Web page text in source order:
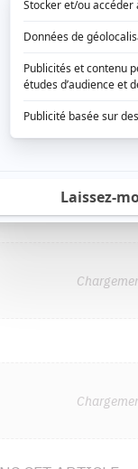
nos vies
autre
ci-dessous.
même
silencieux